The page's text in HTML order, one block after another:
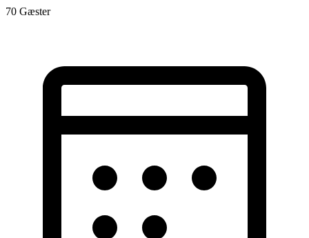
70 Gæster